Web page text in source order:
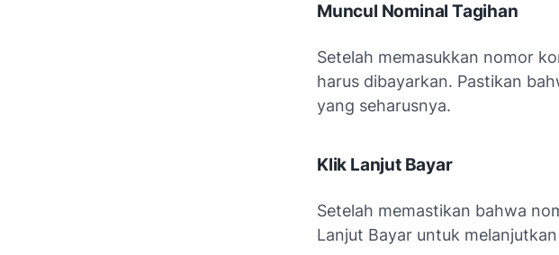
Muncul Nominal Tagihan
Setelah memasukkan nomor
harus dibayarkan. Pastikan
yang seharusnya.
Klik Lanjut Bayar
Setelah memastikan bahwa
Lanjut Bayar untuk